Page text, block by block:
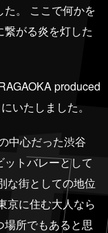
。 ここで何かを
がる炎を灯した
produced
いたしました。
中心だった渋谷
トバレーとして
な街としての地位
京に住む大人なら
所でもあると思